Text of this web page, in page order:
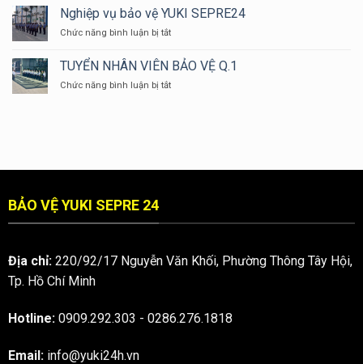
YUKI
ĐỒNG
BẢO
LẠI
bảo
vệ
tại
vực
Dầu
Nghiệp vụ bảo vệ YUKI SEPRE24
Chức năng bình luận bị tắtở
vụ
bảo
vệ
TUYỂN NHÂN VIÊN BẢO VỆ Q.1
Chức năng bình luận bị tắtở
BẢO VỆ YUKI SEPRE 24
Địa chỉ:220/92/17 Nguyễn Văn Khối, Phường Thông Tây Hội,
Tp. Hồ Chí Minh
Hotline: 0909.292.303 - 0286.276.1818
Email: info@yuki24h.vn